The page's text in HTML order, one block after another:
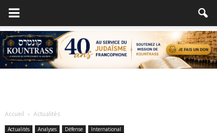
Accueil Actualités
Actualités Analyses Défense International